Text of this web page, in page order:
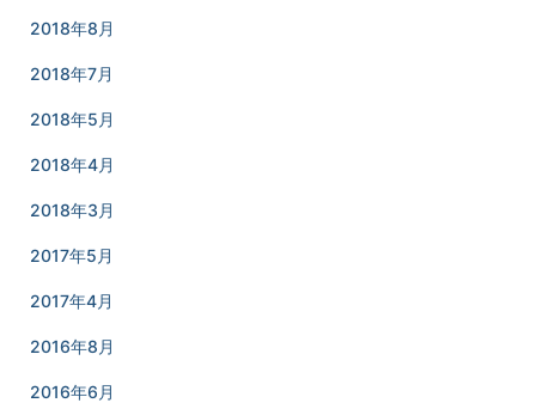
2018年8月
2018年7月
2018年5月
2018年4月
2018年3月
2017年5月
2017年4月
2016年8月
2016年6月